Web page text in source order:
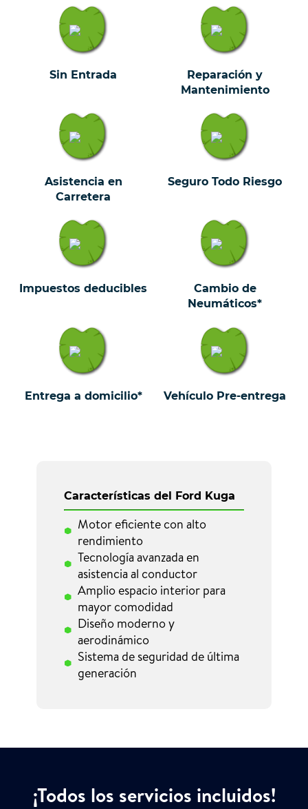
Sin Entrada
Reparación y
Mantenimiento
Asistencia en
Carretera
Seguro Todo Riesgo
Impuestos deducibles
Cambio de
Neumáticos*
Entrega a domicilio* Vehículo Pre-entrega
Características del Ford Kuga
Motor eficiente con alto
rendimiento
Tecnología avanzada en
asistencia al conductor
Amplio espacio interior para
mayor comodidad
Diseño moderno y
aerodinámico
Sistema de seguridad de última
generación
¡Todos los servicios incluidos!